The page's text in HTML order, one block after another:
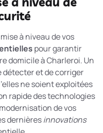
à niveau de vos
pour garantir
domicile à Charleroi. Un
et de corriger
ne soient exploitées
rapide des technologies
de vos
dernièresinnovations